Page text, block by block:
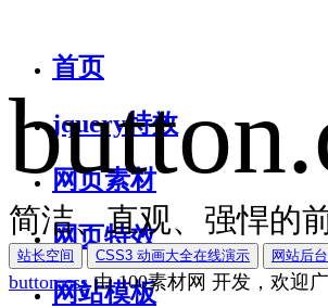
首页
jquery特效
网页素材
网页特效
网站模板
简洁、直观、强悍的
站长空间 CSS3 动画大全在线演示 网站后
button.css由100素材网 开发，欢迎